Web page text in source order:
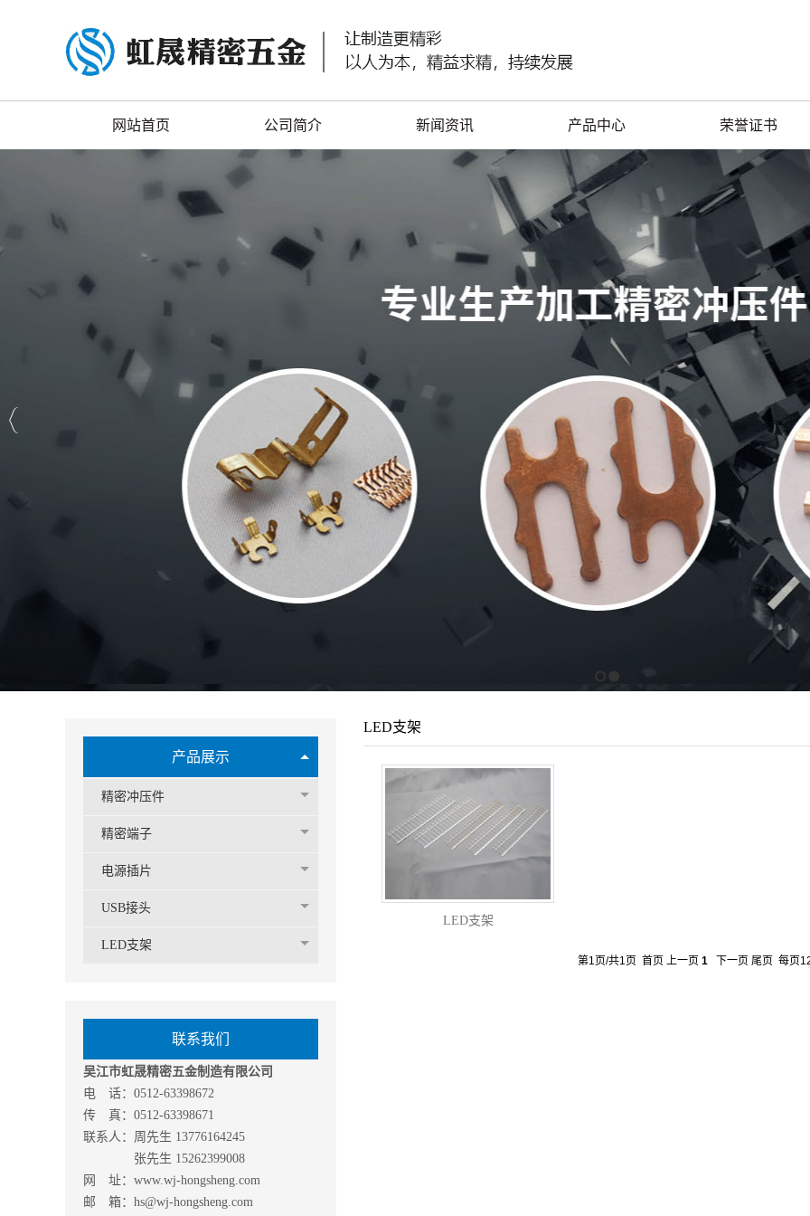
网站首页 公司简介 新闻资讯 产品中心 荣誉证书
1 2
产品展示
精密冲压件
精密端子
电源插片
USB接头
LED支架
联系我们
吴江市虹晟精密五金制造有限公司
电 话：0512-63398672
传 真：0512-63398671
联系人：周先生 13776164245
张先生 15262399008
网 址：www.wj-hongsheng.com
邮 箱：hs@wj-hongsheng.com
LED支架
LED支架
第1页/共1页 首页 上一页 1下一页 尾页 每页